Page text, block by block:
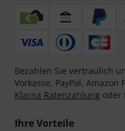
Bezahlen Sie vertraulich
Vorkasse, PayPal, Amazon
Klarna Ratenzahlung oder
Ihre Vorteile